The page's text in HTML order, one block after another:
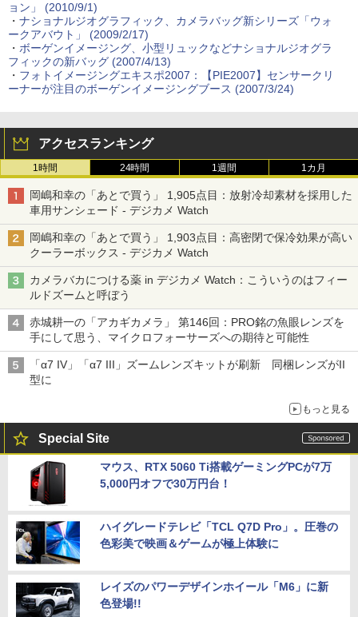
ョン」 (2010/9/1)
・ ナショナルジオグラフィック、カメラバッグ新シリーズ「ウォ
ークアバウト」 (2009/2/17)
・ ボーゲンイメージング、小型リュックなどナショナルジオグラ
フィックの新バッグ (2007/4/13)
・ フォトイメージングエキスポ2007：【PIE2007】センサークリ
ーナーが注目のボーゲンイメージングブース (2007/3/24)
アクセスランキング
1時間 24時間 1週間 1カ月
岡嶋和幸の「あとで買う」 1,905点目：放射冷却素材を採用した
車用サンシェード - デジカメ Watch
岡嶋和幸の「あとで買う」 1,903点目：高密閉で保冷効果が高い
クーラーボックス - デジカメ Watch
カメラバカにつける薬 in デジカメ Watch：こういうのはフィー
ルドズームと呼ぼう
赤城耕一の「アカギカメラ」 第146回：PRO銘の魚眼レンズを
手にして思う、マイクロフォーサーズへの期待と可能性
「α7 IV」「α7 III」ズームレンズキットが刷新 同梱レンズがII
型に
もっと見る
Special Site
マウス、RTX 5060 Ti搭載ゲーミングPCが7万
5,000円オフで30万円台！
ハイグレードテレビ「TCL Q7D Pro」。圧巻の
色彩美で映画＆ゲームが極上体験に
レイズのパワーデザインホイール「M6」に新
色登場!!